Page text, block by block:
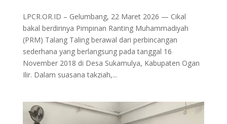
LPCR.OR.ID – Gelumbang, 22 Maret 2026 — Cikal
bakal berdirinya Pimpinan Ranting Muhammadiyah
(PRM) Talang Taling berawal dari perbincangan
sederhana yang berlangsung pada tanggal 16
November 2018 di Desa Sukamulya, Kabupaten Ogan
Ilir. Dalam suasana takziah,...